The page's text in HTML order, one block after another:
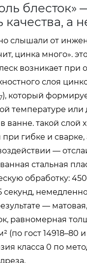
блесток»
качества, а
слышали от
цинка много».
возникает при
слоя
), который
температуре или
ванне. такой слой
гибке и сварке,
—
стальная
обработку:
секунд,
—
равномерная
(по гост 14918–80
класса 0 по